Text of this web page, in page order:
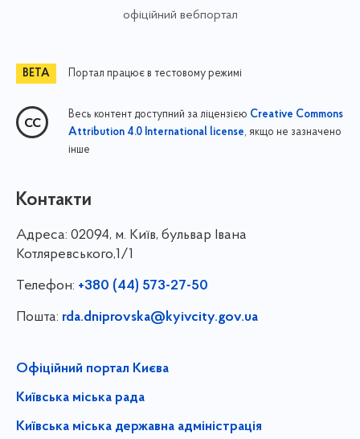
офіційний вебпортал
Портал працює в тестовому режимі
Весь контент доступний за ліцензією Creative Commons
Attribution 4.0 International license, якщо не зазначено
інше
Контакти
Адреса: 02094, м. Київ, бульвар Івана
Котляревського,1/1
Телефон: +380 (44) 573-27-50
Пошта: rda.dniprovska@kyivcity.gov.ua
Офіційний портал Києва
Київська міська рада
Київська міська державна адміністрація